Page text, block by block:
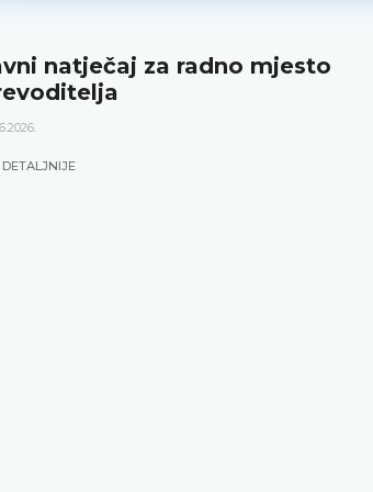
natječaj za radno mjesto
DETALJNIJE